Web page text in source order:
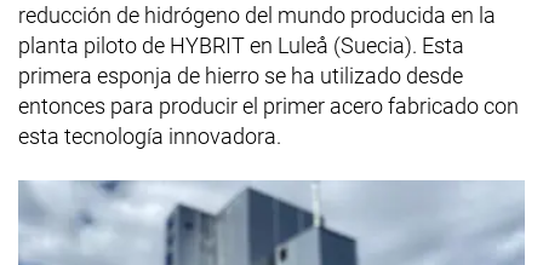
reducción de hidrógeno del mundo producida en la
planta piloto de HYBRIT en Luleå (Suecia). Esta
primera esponja de hierro se ha utilizado desde
entonces para producir el primer acero fabricado con
esta tecnología innovadora.